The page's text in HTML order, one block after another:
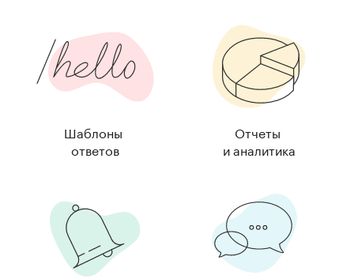
Шаблоны
ответов
Отчеты
и аналитика